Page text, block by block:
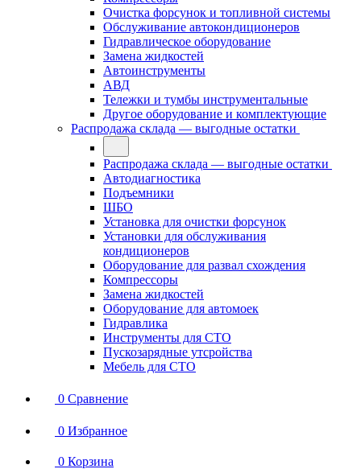
Очистка форсунок и топливной системы
Обслуживание автокондиционеров
Гидравлическое оборудование
Замена жидкостей
Автоинструменты
АВД
Тележки и тумбы инструментальные
Другое оборудование и комплектующие
Распродажа склада — выгодные остатки
Распродажа склада — выгодные остатки
Автодиагностика
Подъемники
ШБО
Установка для очистки форсунок
Установки для обслуживания
кондиционеров
Оборудование для развал схождения
Компрессоры
Замена жидкостей
Оборудование для автомоек
Гидравлика
Инструменты для СТО
Пускозарядные утсройства
Мебель для СТО
0 Сравнение
0 Избранное
0 Корзина